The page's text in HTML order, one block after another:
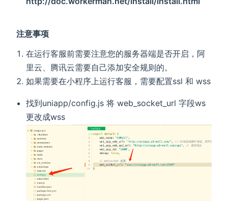
注意事项
在运行客服前需要注意您的服务器端是否开启，阿
里云、腾讯云需要自己添加安全规则的。
如果需要在小程序上运行客服，需要配置ssl 和 wss
找到uniapp/config.js 将 web_socket_url 字段ws
更改成wss